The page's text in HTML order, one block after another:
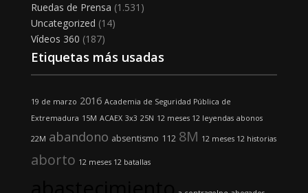
Ruedas de Prensa (1.531)
Uncategorized (14)
Vídeos 360 (187)
Etiquetas más usadas
19 de marzo 2016 Academia de Seguridad Pública de
Extremadura 15M ACAEX 3x3 25N 12 meses 12 leyendas abonos
22M abandono absentismo 112 8M 12 meses 12 historias
aborto 12 meses 12 batallas